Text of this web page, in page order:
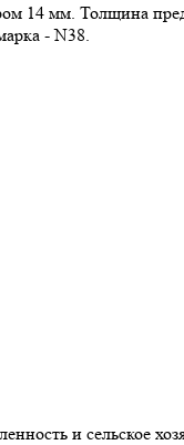
14 мм. Толщина
- N38.
и сельское